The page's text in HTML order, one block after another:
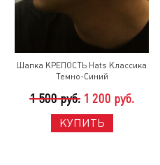
Шапка КРЕПОСТЬ Hats Классика
Темно-Синий
1 500 руб. 1 200 руб.
КУПИТЬ